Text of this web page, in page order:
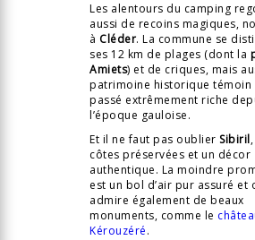
Les alentours du camping
aussi de recoins magiques,
à Cléder. La commune se
ses 12 km de plages (dont la
Amiets) et de criques, mais
patrimoine historique témoin
passé extrêmement riche
l’époque gauloise.
Et il ne faut pas oublier Sibiril
côtes préservées et un décor
authentique. La moindre
est un bol d’air pur assuré et
admire également de beaux
monuments, comme le
Kérouzéré.